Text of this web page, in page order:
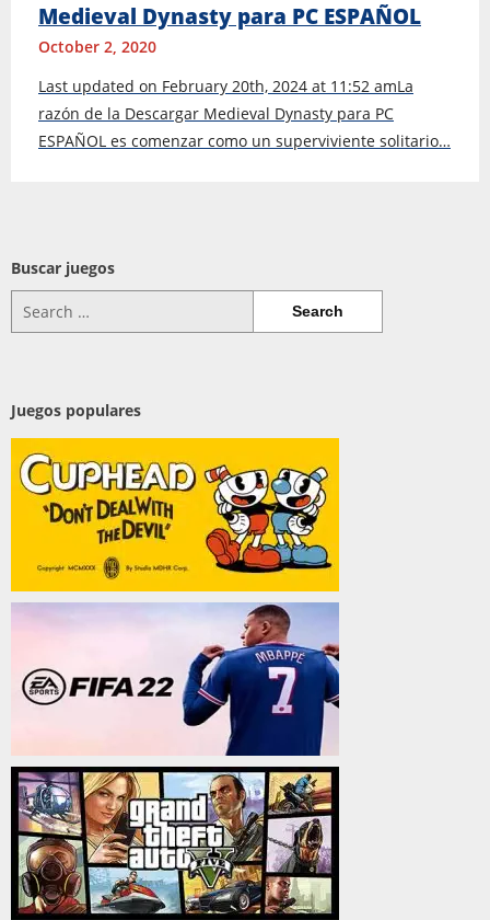
Medieval Dynasty para PC ESPAÑOL
October 2, 2020
Last updated on February 20th, 2024 at 11:52 amLa
razón de la Descargar Medieval Dynasty para PC
ESPAÑOL es comenzar como un superviviente solitario…
Buscar juegos
for:
Juegos populares